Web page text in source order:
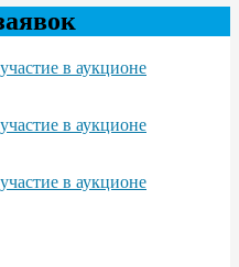
в аукционе
в аукционе
в аукционе